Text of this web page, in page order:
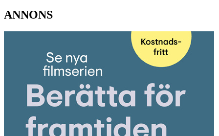
ANNONS